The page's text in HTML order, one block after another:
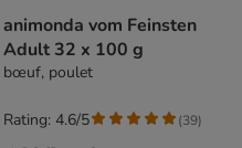
animonda vom Feinsten
Adult 32 x 100 g
bœuf, poulet
Rating: 4.6/5 (39)